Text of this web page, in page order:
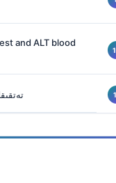
and ALT blood